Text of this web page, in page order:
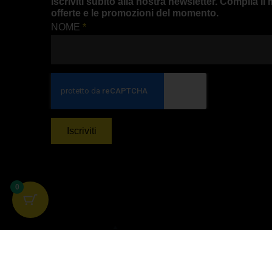
offerte e le promozioni del momento.
NOME*
Iscriviti
0